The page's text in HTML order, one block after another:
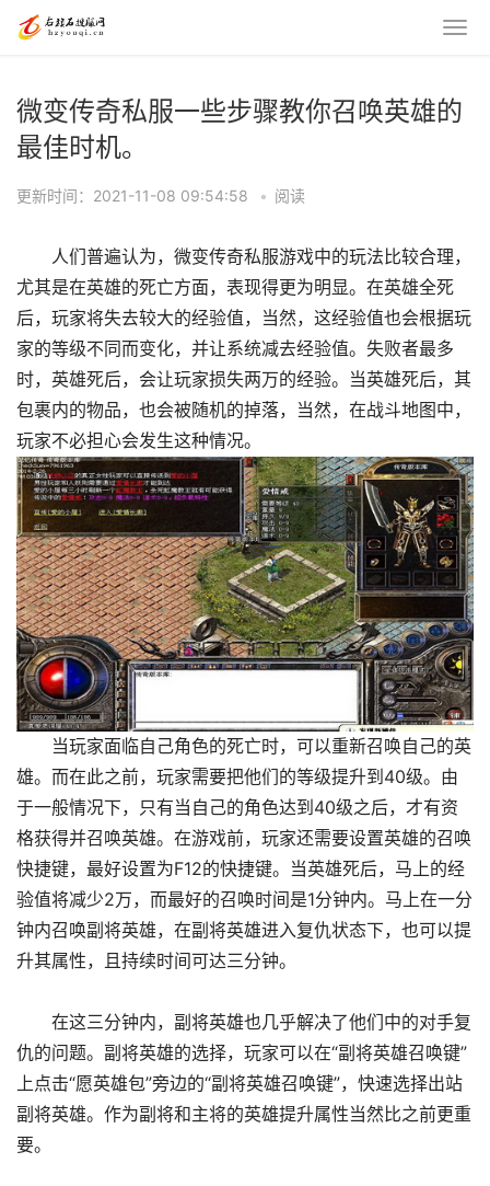
微变传奇私服一些步骤教你召唤英雄的
最佳时机。
更新时间：2021-11-08 09:54:58 • 阅读
人们普遍认为，微变传奇私服游戏中的玩法比较合理，
尤其是在英雄的死亡方面，表现得更为明显。在英雄全死
后，玩家将失去较大的经验值，当然，这经验值也会根据玩
家的等级不同而变化，并让系统减去经验值。失败者最多
时，英雄死后，会让玩家损失两万的经验。当英雄死后，其
包裹内的物品，也会被随机的掉落，当然，在战斗地图中，
玩家不必担心会发生这种情况。
当玩家面临自己角色的死亡时，可以重新召唤自己的英
雄。而在此之前，玩家需要把他们的等级提升到40级。由
于一般情况下，只有当自己的角色达到40级之后，才有资
格获得并召唤英雄。在游戏前，玩家还需要设置英雄的召唤
快捷键，最好设置为F12的快捷键。当英雄死后，马上的经
验值将减少2万，而最好的召唤时间是1分钟内。马上在一分
钟内召唤副将英雄，在副将英雄进入复仇状态下，也可以提
升其属性，且持续时间可达三分钟。
在这三分钟内，副将英雄也几乎解决了他们中的对手复
仇的问题。副将英雄的选择，玩家可以在“副将英雄召唤键”
上点击“愿英雄包”旁边的“副将英雄召唤键”，快速选择出站
副将英雄。作为副将和主将的英雄提升属性当然比之前更重
要。